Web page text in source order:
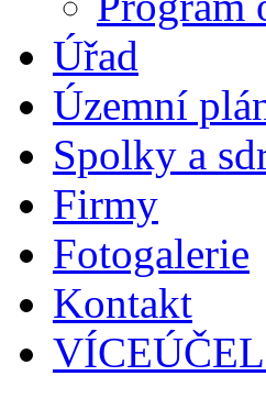
Úřad
Územní
Spolky a
Firmy
Fotogalerie
Kontakt